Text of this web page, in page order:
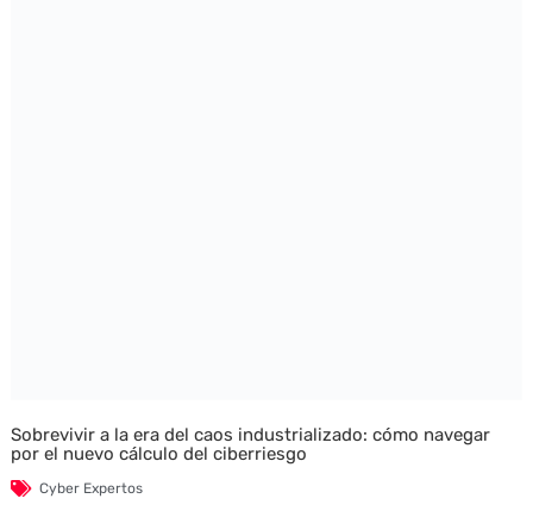
Sobrevivir a la era del caos industrializado: cómo navegar
por el nuevo cálculo del ciberriesgo
Cyber Expertos